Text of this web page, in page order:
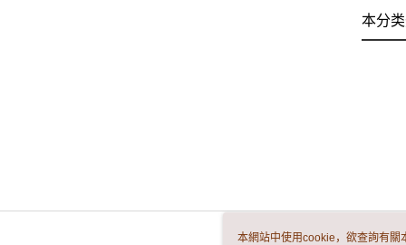
本分
本網站中使用cookie，欲查詢有